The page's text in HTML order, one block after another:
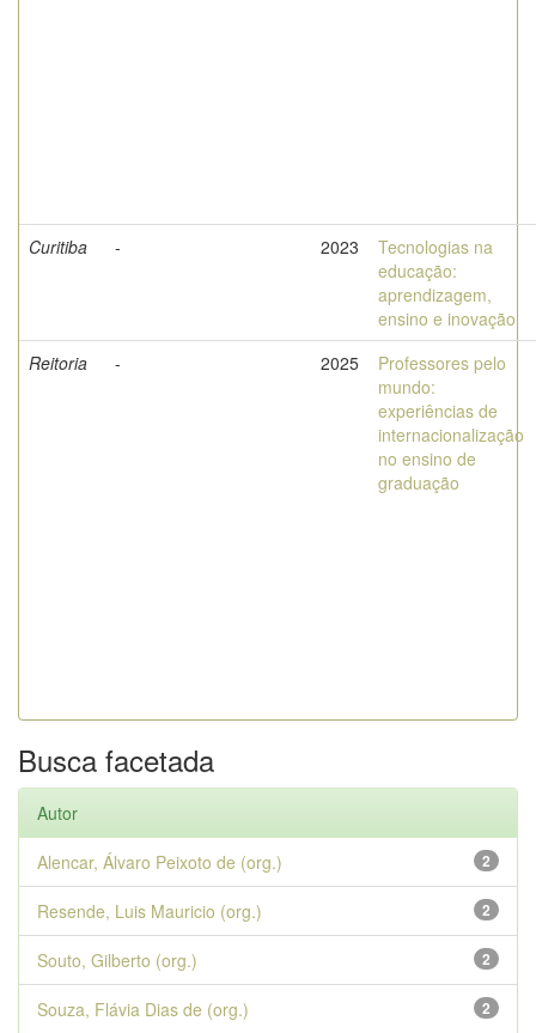
Curitiba - 2023
Tecnologias na
educação:
aprendizagem,
ensino e inovação
Reitoria
- 2025
Professores pelo
mundo:
experiências de
internacionalização
no ensino de
graduação
Busca facetada
Autor
2
Alencar, Álvaro Peixoto de (org.)
2
Resende, Luis Mauricio (org.)
2
Souto, Gilberto (org.)
2
Souza, Flávia Dias de (org.)